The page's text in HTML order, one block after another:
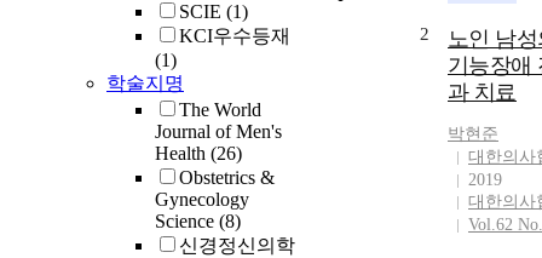
SCIE (1)
KCI우수등재
(1)
학술지명
The World
Journal of Men's
Health (26)
Obstetrics &
Gynecology
Science (8)
신경정신의학
2
노인 남
기능장애
과 치료
박현준
대한의사
2019
대한의사
Vol.62